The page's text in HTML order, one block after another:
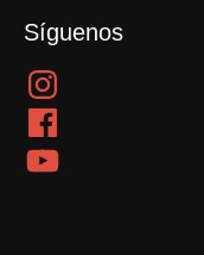
Síguenos
Instagram
Facebook
YouTube